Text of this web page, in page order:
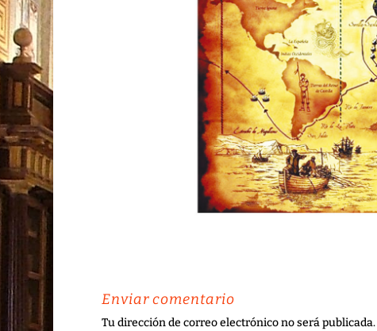
Enviar comentario
Tu dirección de correo electrónico no será publicada.